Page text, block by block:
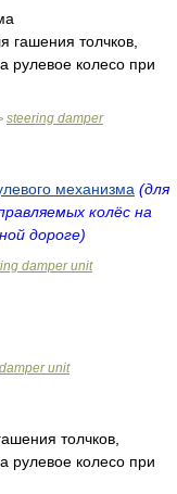
гашения толчков,
рулевое колесо при
steering damper
механизма (для
колёс на
дороге)
damper unit
unit
толчков,
рулевое колесо при